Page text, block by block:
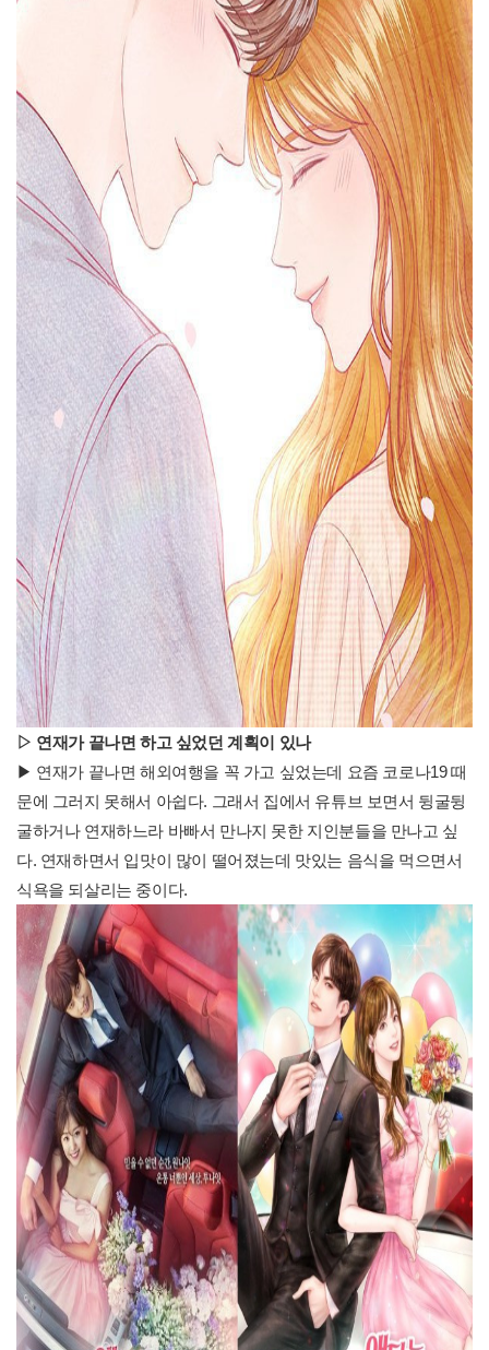
▷ 연재가 끝나면 하고 싶었던 계획이 있나
▶ 연재가 끝나면 해외여행을 꼭 가고 싶었는데 요즘 코로나19 때
문에 그러지 못해서 아쉽다. 그래서 집에서 유튜브 보면서 뒹굴뒹
굴하거나 연재하느라 바빠서 만나지 못한 지인분들을 만나고 싶
다. 연재하면서 입맛이 많이 떨어졌는데 맛있는 음식을 먹으면서
식욕을 되살리는 중이다.